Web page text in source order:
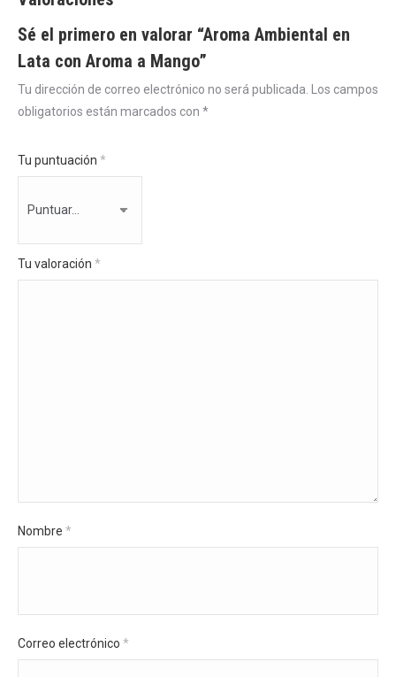
Sé el primero en valorar “Aroma Ambiental en
Lata con Aroma a Mango”
Tu dirección de correo electrónico no será publicada.
Los campos
obligatorios están marcados con *
Tu puntuación *
Tu valoración *
Nombre *
Correo electrónico *